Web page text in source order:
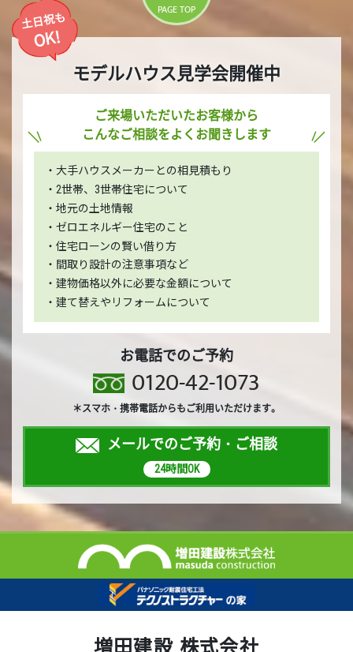
PAGE TOP
土日祝も
OK!
モデルハウス見学会開催中
ご来場いただいたお客様から
こんなご相談をよくお聞きします
・大手ハウスメーカーとの相見積もり
・2世帯、3世帯住宅について
・地元の土地情報
・ゼロエネルギー住宅のこと
・住宅ローンの賢い借り方
・間取り設計の注意事項など
・建物価格以外に必要な金額について
・建て替えやリフォームについて
お電話でのご予約
0120-42-1073
＊スマホ・携帯電話からもご利用いただけます。
メールでのご予約・ご相談
24時間OK
増田建設 株式会社